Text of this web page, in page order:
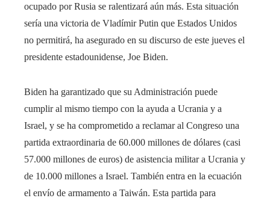
ocupado por Rusia se ralentizará aún más. Esta situación
sería una victoria de Vladímir Putin que Estados Unidos
no permitirá, ha asegurado en su discurso de este jueves el
presidente estadounidense, Joe Biden.
Biden ha garantizado que su Administración puede
cumplir al mismo tiempo con la ayuda a Ucrania y a
Israel, y se ha comprometido a reclamar al Congreso una
partida extraordinaria de 60.000 millones de dólares (casi
57.000 millones de euros) de asistencia militar a Ucrania y
de 10.000 millones a Israel. También entra en la ecuación
el envío de armamento a Taiwán. Esta partida para